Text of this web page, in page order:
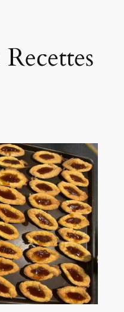
Recettes